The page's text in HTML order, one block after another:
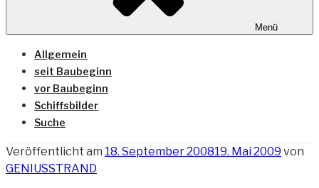
Menü
Allgemein
seit Baubeginn
vor Baubeginn
Schiffsbilder
Suche
Veröffentlicht am 18. September 200819. Mai 2009 von
GENIUSSTRAND